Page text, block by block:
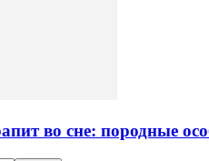
во сне: породные